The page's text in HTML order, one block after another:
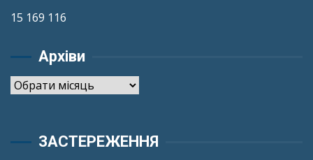
15 169 116
Архіви
Архіви
ЗАСТЕРЕЖЕННЯ